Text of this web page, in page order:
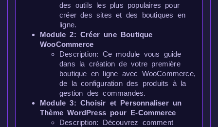
des outils les plus populaires pour
créer des sites et des boutiques en
ligne.
Module 2: Créer une Boutique
WooCommerce
Description: Ce module vous guide
dans la création de votre première
boutique en ligne avec WooCommerce,
de la configuration des produits à la
gestion des commandes.
Module 3: Choisir et Personnaliser un
Thème WordPress pour E-Commerce
Description: Découvrez comment